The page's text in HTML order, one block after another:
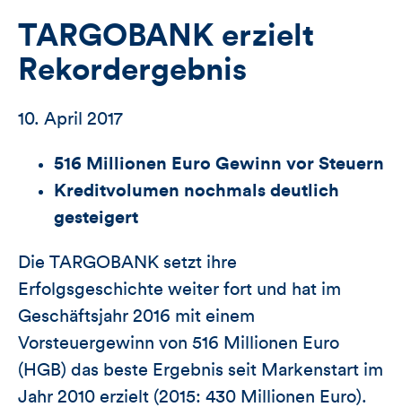
TARGOBANK erzielt
Rekordergebnis
10. April 2017
516 Millionen Euro Gewinn vor Steuern
Kreditvolumen nochmals deutlich
gesteigert
Die TARGOBANK setzt ihre
Erfolgsgeschichte weiter fort und hat im
Geschäftsjahr 2016 mit einem
Vorsteuergewinn von 516 Millionen Euro
(HGB) das beste Ergebnis seit Markenstart im
Jahr 2010 erzielt (2015: 430 Millionen Euro).